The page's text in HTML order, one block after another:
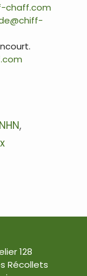
chaff.com
,
128
Récollets